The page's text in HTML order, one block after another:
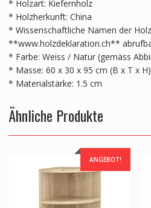
* Holzart: Kiefernholz
* Holzherkunft: China
* Wissenschaftliche Namen der
**www.holzdeklaration.ch**
* Farbe: Weiss / Natur (gemäss
* Masse: 60 x 30 x 95 cm (B x T x H)
* Materialstärke: 1.5 cm
Ähnliche Produkte
ANGEBOT!